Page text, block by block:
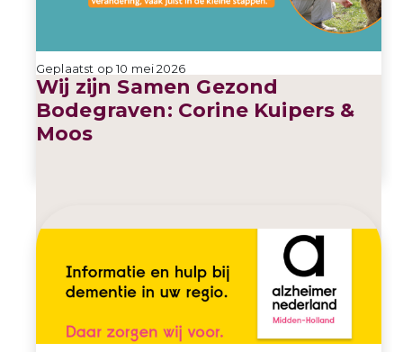
Geplaatst op 10 mei 2026
Wij zijn Samen Gezond
Bodegraven: Corine Kuipers &
Moos